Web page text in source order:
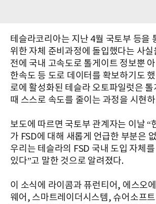
테슬라코리아는 지난 4월 국토부 등을
위한 자체 준비과정에 돌입했다는 사실
전에 국내 고속도로 톨게이트 정보뿐 아
한속도 등 도로 데이터를 확보하기도
로에 활성화된 테슬라 오토파일럿은
때 스스로 속도를 줄이는 과정을 시현
보도에 따르면 국토부 관계자는 이날 “
가 FSD에 대해 새롭게 언급한 부분은
우리는 테슬라의 FSD 국내 도입 자체
있다”고 말한 것으로 알려졌다.
이 소식에 라이콤과 퓨런티어, 에스오
웨어, 스마트레이더시스템, 슈어소프